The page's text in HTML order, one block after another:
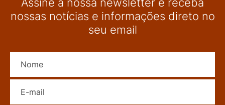
nossas notícias e informações direto no
seu email